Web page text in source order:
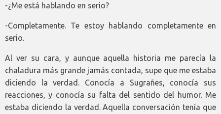
-¿Me está hablando en serio?
-Completamente. Te estoy hablando completamente en
serio.
Al ver su cara, y aunque aquella historia me parecía la
chaladura más grande jamás contada, supe que me estaba
diciendo la verdad. Conocía a Sugrañes, conocía sus
reacciones, y conocía su falta del sentido del humor. Me
estaba diciendo la verdad. Aquella conversación tenía que